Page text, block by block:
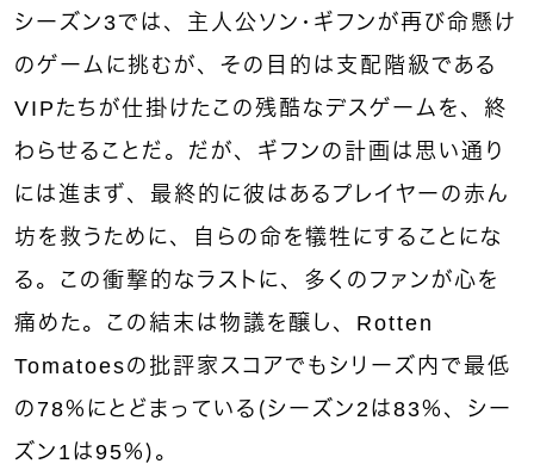
シーズン3では、主人公ソン・ギフンが再び命懸け
のゲームに挑むが、その目的は支配階級である
VIPたちが仕掛けたこの残酷なデスゲームを、終
わらせることだ。だが、ギフンの計画は思い通り
には進まず、最終的に彼はあるプレイヤーの赤ん
坊を救うために、自らの命を犠牲にすることにな
る。この衝撃的なラストに、多くのファンが心を
痛めた。この結末は物議を醸し、Rotten
Tomatoesの批評家スコアでもシリーズ内で最低
の78％にとどまっている（シーズン2は83％、シー
ズン1は95％）。